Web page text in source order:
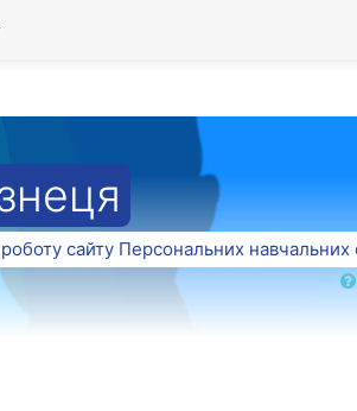
сайту Персональних